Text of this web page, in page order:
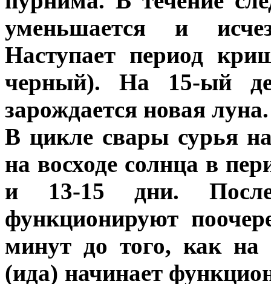
уменьшается и
Наступает период
черный). На 15-ый
зарождается новая луна.
В цикле свары сурья
на восходе солнца в
и 13-15 дни.
функционируют
минут до того, как на
(ида) начинает